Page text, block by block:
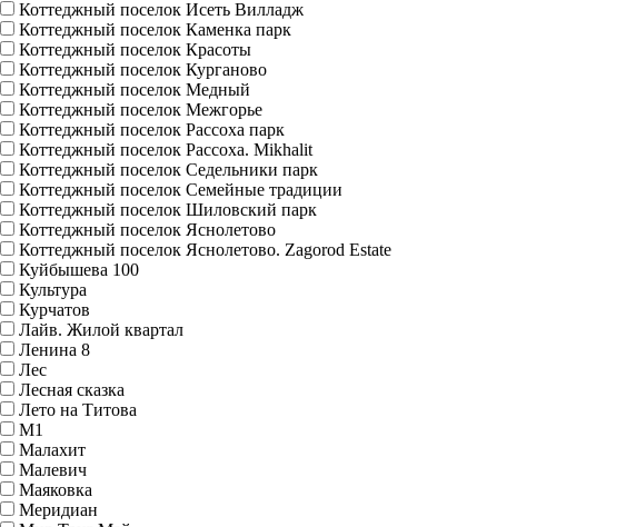
Коттеджный поселок Исеть Вилладж
Коттеджный поселок Каменка парк
Коттеджный поселок Красоты
Коттеджный поселок Курганово
Коттеджный поселок Медный
Коттеджный поселок Межгорье
Коттеджный поселок Рассоха парк
Коттеджный поселок Рассоха. Mikhalit
Коттеджный поселок Седельники парк
Коттеджный поселок Семейные традиции
Коттеджный поселок Шиловский парк
Коттеджный поселок Яснолетово
Коттеджный поселок Яснолетово. Zagorod Estate
Куйбышева 100
Культура
Курчатов
Лайв. Жилой квартал
Ленина 8
Лес
Лесная сказка
Лето на Титова
М1
Малахит
Малевич
Маяковка
Меридиан